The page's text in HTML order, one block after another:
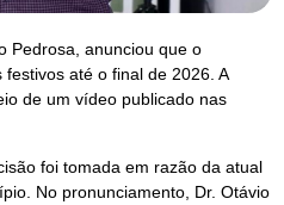
Pedrosa, anunciou que o
até o final de 2026. A
de um vídeo publicado nas
foi tomada em razão da atual
No pronunciamento, Dr. Otávio